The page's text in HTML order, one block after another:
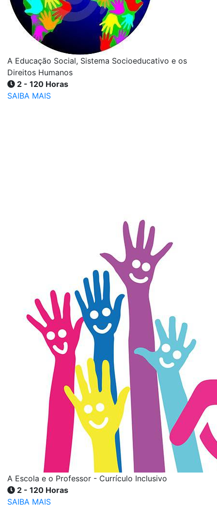
A Educação Social, Sistema Socioeducativo e os
Direitos Humanos
2 - 120 Horas
SAIBA MAIS
A Escola e o Professor - Currículo Inclusivo
2 - 120 Horas
SAIBA MAIS